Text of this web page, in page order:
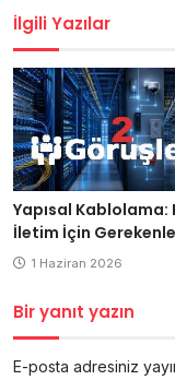
İlgili Yazılar
Yapısal Kablolama:
İletim İçin
1 Haziran 2026
Bir yanıt yazın
E-posta adresiniz